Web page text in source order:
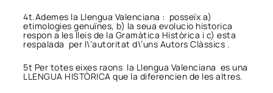
4t.Ademes la Llengua Valenciana : posseïx a)
etimologies genuïnes, b) la seua evolucio historica
respon a les lleis de la Gramàtica Històrica i c) esta
respalada per l\’autoritat d\’uns Autors Clàssics .
5t Per totes eixes raons la Llengua Valenciana es una
LLENGUA HISTÒRICA que la diferencien de les altres.